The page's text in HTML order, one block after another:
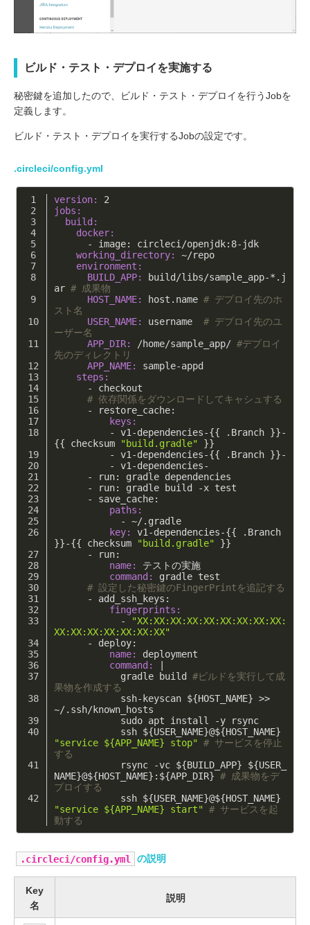
ビルド・テスト・デプロイを実施する
秘密鍵を追加したので、ビルド・テスト・デプロイを行うJobを
定義します。
ビルド・テスト・デプロイを実行するJobの設定です。
.circleci/config.yml
version:
2
jobs:
  build:
    docker:
      - image: circleci/openjdk:
8-jdk
    working_directory:
~/repo
    environment:
      BUILD_APP:
build /libs/sample_app-*.j
ar # 成果物
      HOST_NAME:
host.name # デプロイ先のホ
スト名
      USER_NAME:
username # デプロイ先のユ
ーザー名
      APP_DIR:
/home/sample_app/ #デプロイ
先のディレクトリ
      APP_NAME:
sample-appd
    steps:
      - checkout
# 依存関係をダウンロードしてキャシュする
      - restore_cache:
          keys:
{{ checksum
"build.gradle" }}
          - v1-dependencies-{{ .Branch }}-
          - v1-dependencies-
      - run: gradle dependencies
      - run: gradle build -x test
      - save_cache:
          paths:
            - ~/.gradle
          key:
v1-dependencies-{{ .Branch
}}-{{ checksum
"build.gradle" }}
      - run:
          name:
テストの実施
          command:
gradle test
# 設定した秘密鍵のFingerPrintを追記する
      - add_ssh_keys:
          fingerprints:
            -
"XX:XX:XX:XX:XX:XX:XX:XX:XX:
XX:XX:XX:XX:XX:XX:XX"
      - deploy:
          name:
deployment
          command:
            gradle build
#ビルドを実行して成
果物を作成する
~/.ssh/known_hosts
            sudo apt install -y rsync
"service ${APP_NAME} stop" # サービスを停止
する
NAME}@${HOST_NAME}:${APP_DIR} # 成果物をデ
プロイする
"service ${APP_NAME} start" # サービスを起
動する
.circleci/config.yml の説明
Key
名
説明